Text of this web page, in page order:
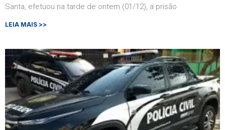
Santa, efetuou na tarde de ontem (01/12), a prisão
LEIA MAIS >>